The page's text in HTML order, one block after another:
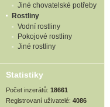
Jiné chovatelské potřeby
Rostliny
Vodní rostliny
Pokojové rostliny
Jiné rostliny
Statistiky
Počet inzerátů: 18661
Registrovaní uživatelé: 4086